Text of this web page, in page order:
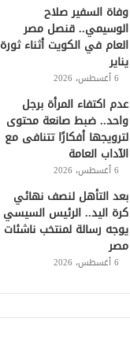
وفاة السفير صلاح
الوسيمي.. قنصل مصر
العام في الكويت أثناء ثورة
يناير
6 أغسطس، 2026
عدم اكتفاء المرأة برجل
واحد.. ضبط صانعة محتوى
لترويجها أفكارًا تتنافى مع
الآداب العامة
6 أغسطس، 2026
بعد التأهل لنصف نهائي
كرة اليد.. الرئيس السيسي
يوجه رسالة لمنتخب ناشئات
مصر
6 أغسطس، 2026